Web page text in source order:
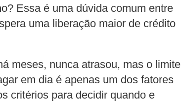
Essa é uma dúvida comum entre
uma liberação maior de crédito
meses, nunca atrasou, mas o limite
em dia é apenas um dos fatores
critérios para decidir quando e